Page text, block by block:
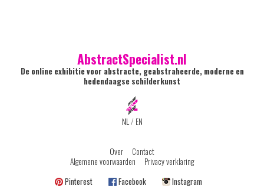
AbstractSpecialist.nl
De online exhibitie voor abstracte, geabstraheerde, moderne en
hedendaagse schilderkunst
NL / EN
Over
Contact
Algemene voorwaarden
Privacy verklaring
Pinterest
Facebook Instagram